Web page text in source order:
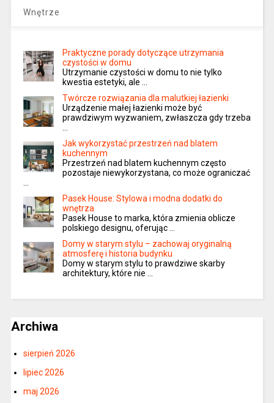
Wnętrze
Praktyczne porady dotyczące utrzymania
czystości w domu
Utrzymanie czystości w domu to nie tylko
kwestia estetyki, ale …
Twórcze rozwiązania dla malutkiej łazienki
Urządzenie małej łazienki może być
prawdziwym wyzwaniem, zwłaszcza gdy trzeba
…
Jak wykorzystać przestrzeń nad blatem
kuchennym
Przestrzeń nad blatem kuchennym często
pozostaje niewykorzystana, co może ograniczać
…
Pasek House: Stylowa i modna dodatki do
wnętrza
Pasek House to marka, która zmienia oblicze
polskiego designu, oferując …
Domy w starym stylu – zachowaj oryginalną
atmosferę i historia budynku
Domy w starym stylu to prawdziwe skarby
architektury, które nie …
Archiwa
sierpień 2026
lipiec 2026
maj 2026